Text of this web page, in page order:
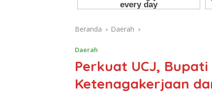
Beranda Daerah
Daerah
Perkuat UCJ,
Ketenagakerjaan